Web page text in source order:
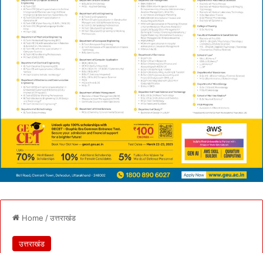
Home /उत्तराखंड
उत्तराखंड